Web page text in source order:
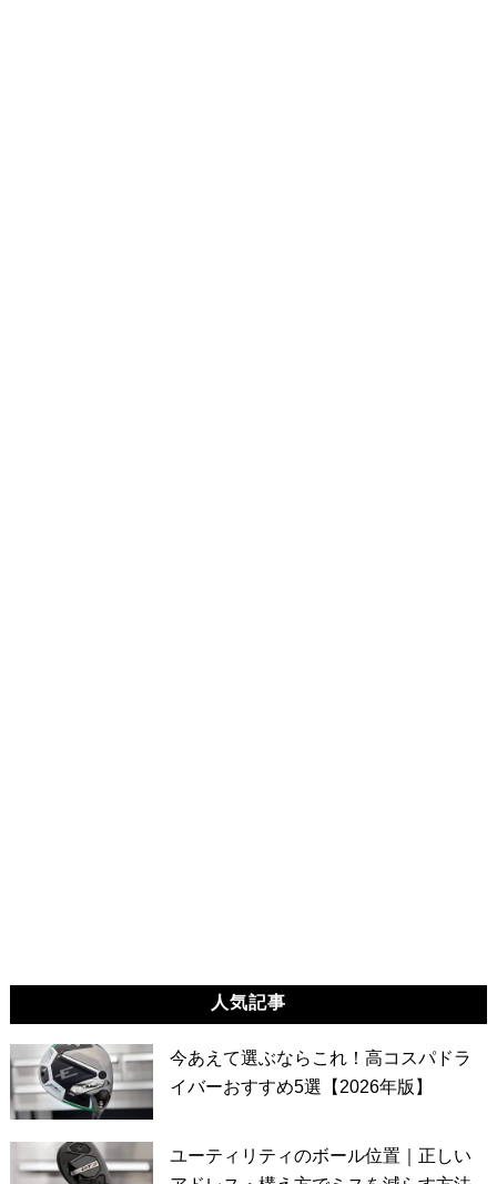
人気記事
今あえて選ぶならこれ！高コスパドラ
イバーおすすめ5選【2026年版】
ユーティリティのボール位置｜正しい